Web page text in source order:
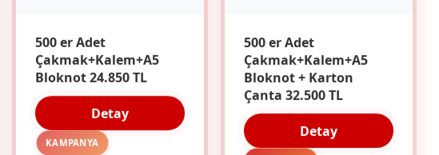
500 er Adet
Çakmak+Kalem+A5
Bloknot 24.850 TL
Detay
KAMPANYA
500 er Adet
Çakmak+Kalem+A5
Bloknot + Karton
Çanta 32.500 TL
Detay